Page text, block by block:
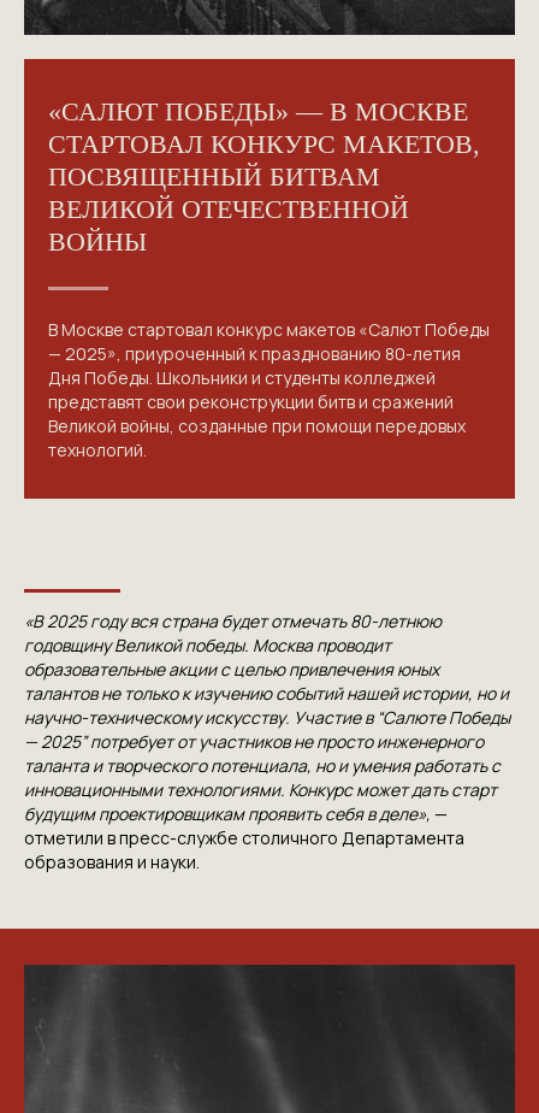
«САЛЮТ ПОБЕДЫ» — В МОСКВЕ
СТАРТОВАЛ КОНКУРС МАКЕТОВ,
ПОСВЯЩЕННЫЙ БИТВАМ
ВЕЛИКОЙ ОТЕЧЕСТВЕННОЙ
ВОЙНЫ
В Москве стартовал конкурс макетов «Салют Победы
— 2025», приуроченный к празднованию 80-летия
Дня Победы. Школьники и студенты колледжей
представят свои реконструкции битв и сражений
Великой войны, созданные при помощи передовых
технологий.
«В 2025 году вся страна будет отмечать 80-летнюю
годовщину Великой победы. Москва проводит
образовательные акции с целью привлечения юных
талантов не только к изучению событий нашей истории, но и
научно-техническому искусству. Участие в “Салюте Победы
— 2025” потребует от участников не просто инженерного
таланта и творческого потенциала, но и умения работать с
инновационными технологиями. Конкурс может дать старт
будущим проектировщикам проявить себя в деле», —
отметили в пресс-службе столичного Департамента
образования и науки.